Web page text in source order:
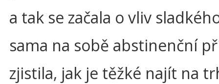
a tak se začala o vliv
sama na sobě abstinenční
zjistila, jak je těžké najít na